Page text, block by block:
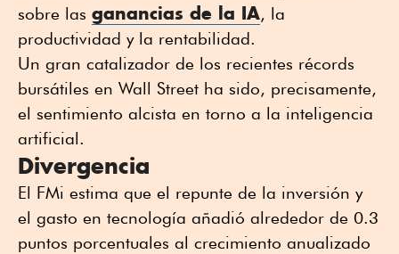
sobre las ganancias de la IA, la
productividad y la rentabilidad.
Un gran catalizador de los recientes récords
bursátiles en Wall Street ha sido, precisamente,
el sentimiento alcista en torno a la inteligencia
artificial.
Divergencia
El FMi estima que el repunte de la inversión y
el gasto en tecnología añadió alrededor de 0.3
puntos porcentuales al crecimiento anualizado